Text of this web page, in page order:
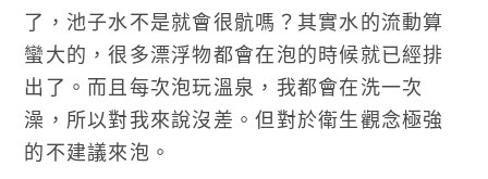
了，池子水不是就會很骯嗎？其實水的流動算
蠻大的，很多漂浮物都會在泡的時候就已經排
出了。而且每次泡玩溫泉，我都會在洗一次
澡，所以對我來說沒差。但對於衛生觀念極強
的不建議來泡。